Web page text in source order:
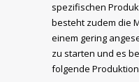
spezifischen
besteht zudem die
einem gering
zu starten und es
folgende